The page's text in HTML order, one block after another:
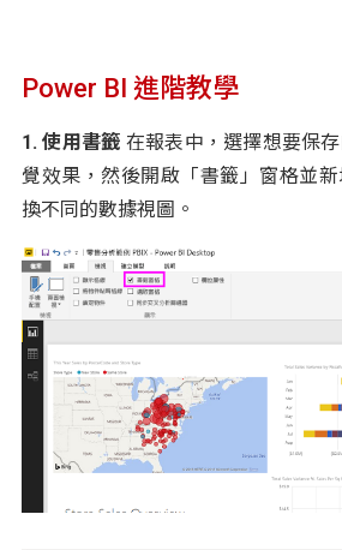
Power BI 進階教學
1. 使用書籤 在報表中，選擇想要保
覺效果，然後開啟「書籤」窗格並
換不同的數據視圖。